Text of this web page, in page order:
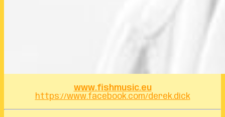
www.fishmusic.eu
https://www.facebook.com/derek.dick